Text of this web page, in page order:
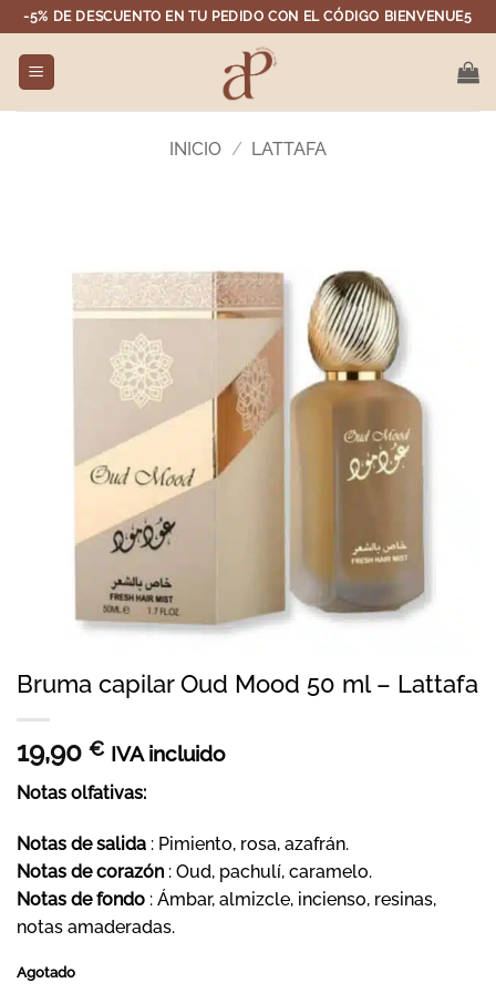
Saltar
al
contenido
-5% DE DESCUENTO EN TU PEDIDO CON EL CÓDIGO BIENVENUE5
INICIO / LATTAFA
Bruma capilar Oud Mood 50 ml – Lattafa
19,90 € IVA incluido
Notas olfativas:
Notas de salida : Pimiento, rosa, azafrán.
Notas de corazón : Oud, pachulí, caramelo.
Notas de fondo : Ámbar, almizcle, incienso, resinas,
notas amaderadas.
Agotado